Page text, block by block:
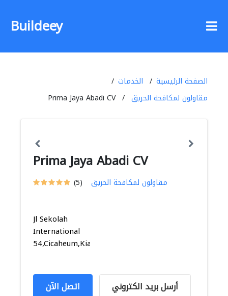
Buildeey
الصفحة الرئيسية
الخدمات
مقاولون لمكافحة الحريق
Prima Jaya Abadi CV
Prima Jaya Abadi CV
(5) مقاولون لمكافحة الحريق
Jl Sekolah
International
54,Cicaheum,Kiaracondong,...
اتصل الآن أرسل بريد الكتروني